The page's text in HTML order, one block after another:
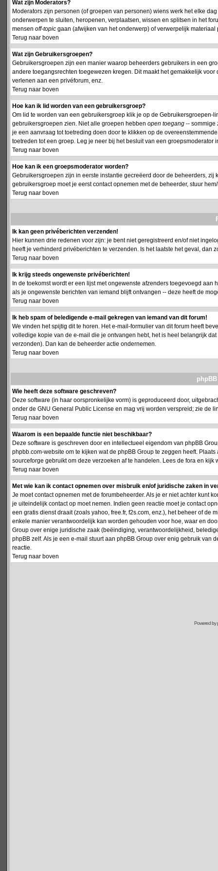
Wat zijn Moderators?
Moderators zijn personen (of groepen van personen) wiens werk het elke
onderwerpen te sluiten, heropenen, verplaatsen, wissen en splitsen in het
mensen off-topic gaan (afwijken van het onderwerp) of verwerpelijk materiaal
Terug naar boven
Wat zijn Gebruikersgroepen?
Gebruikersgroepen zijn een manier waarop beheerders gebruikers in een
andere toegangsrechten toegewezen kregen. Dit maakt het gemakkelijk
verlenen aan een privéforum, enz.
Terug naar boven
Hoe kan ik lid worden van een gebruikersgroep?
Om lid te worden van een gebruikersgroep klik je op de
gebruikersgroepen zien. Niet alle groepen hebben open toegang -- sommige
je een aanvraag tot toetreding doen door te klikken op de
toetreden tot een groep. Leg je neer bij het besluit van een
Terug naar boven
Hoe kan ik een groepsmoderator worden?
Gebruikersgroepen zijn in eerste instantie gecreëerd door de beheerders,
gebruikersgroep moet je eerst contact opnemen met de beheerder, stuur
Terug naar boven
Ik kan geen privéberichten verzenden!
Hier kunnen drie redenen voor zijn: je bent niet geregistreerd en/of niet
heeft je verhinderd privéberichten te verzenden. Is het laatste het geval, dan
Terug naar boven
Ik krijg steeds ongewenste privéberichten!
In de toekomst wordt er een lijst met ongewenste afzenders toegevoegd
als je ongewenste berichten van iemand blijft ontvangen -- deze heeft de
Terug naar boven
Ik heb spam of beledigende e-mail gekregen van iemand van dit forum!
We vinden het spijtig dit te horen. Het e-mail-formulier van dit forum heeft
volledige kopie van de e-mail die je ontvangen hebt, het is heel belangrijk
verzonden). Dan kan de beheerder actie ondernemen.
Terug naar boven
Wie heeft deze software geschreven?
Deze software (in haar oorspronkelijke vorm) is geproduceerd door,
onder de GNU General Public License en mag vrij worden verspreid; zie de
Terug naar boven
Waarom is een bepaalde functie niet beschikbaar?
Deze software is geschreven door en intellectueel eigendom van phpBB
phpbb.com-website om te kijken wat de phpBB Group te zeggen heeft.
sourceforge gebruikt om deze verzoeken af te handelen. Lees de fora en
Terug naar boven
Met wie kan ik contact opnemen over misbruik en/of juridische zaken in
Je moet contact opnemen met de forumbeheerder. Als je er niet achter kunt
je uiteindelijk contact op moet nemen. Indien geen reactie moet je contact
een gratis dienst draait (zoals yahoo, free.fr, f2s.com, enz.), het beheer of
enkele manier verantwoordelijk kan worden gehouden voor hoe, waar en
Group over enige juridische zaak (beëindiging, verantwoordelijkheid,
phpBB zelf. Als je een e-mail stuurt aan phpBB Group over enig gebruik
reactie.
Terug naar boven
Powered by